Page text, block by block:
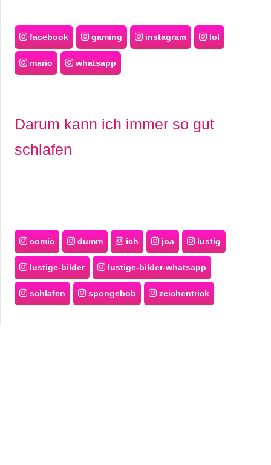
facebook gaming instagram lol
mario whatsapp
Darum kann ich immer so gut
schlafen
comic dumm ich joa lustig
lustige-bilder lustige-bilder-whatsapp
schlafen spongebob zeichentrick